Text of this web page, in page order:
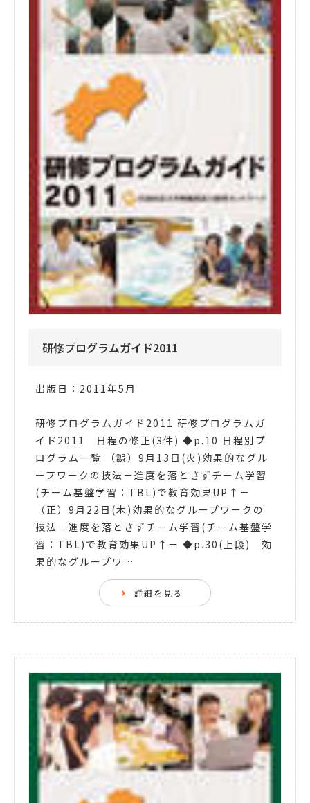
研修プログラムガイド2011
出版日：2011年5月
研修プログラムガイド2011 研修プログラムガ
イド2011 日程の修正(3件) ◆p.10 日程別プ
ログラム一覧 （誤）9月13日(火)効果的なグル
ープワークの技法－進度を落とさずチーム学習
(チーム基盤学習：TBL)で教育効果UP↑－
（正）9月22日(木)効果的なグループワークの
技法－進度を落とさずチーム学習(チーム基盤学
習：TBL)で教育効果UP↑－ ◆p.30(上段) 効
果的なグループワ…
詳細を見る